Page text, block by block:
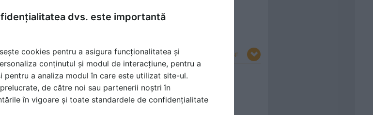
RESTRANGE
dvs. este importantă
cookies pentru a asigura funcționalitatea și
conținutul și modul de interacțiune, pentru a
a analiza modul în care este utilizat site-ul.
de către noi sau partenerii noștri în
în vigoare și toate standardele de confidențialitate